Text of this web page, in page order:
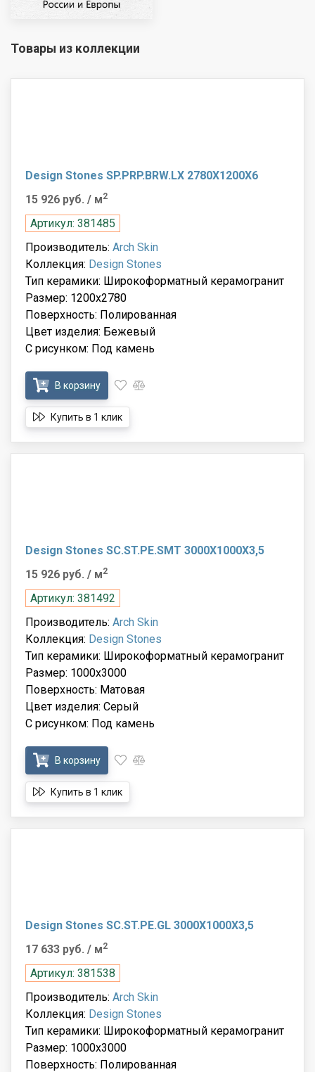
Товары из коллекции
Design Stones SP.PRP.BRW.LX 2780X1200X6
15 926 руб. / м2
Артикул: 381485
Производитель: Arch Skin
Коллекция: Design Stones
Тип керамики: Широкоформатный керамогранит
Размер: 1200x2780
Поверхность: Полированная
Цвет изделия: Бежевый
С рисунком: Под камень
В корзину
Купить в 1 клик
Design Stones SC.ST.PE.SMT 3000X1000X3,5
15 926 руб. / м2
Артикул: 381492
Производитель: Arch Skin
Коллекция: Design Stones
Тип керамики: Широкоформатный керамогранит
Размер: 1000x3000
Поверхность: Матовая
Цвет изделия: Серый
С рисунком: Под камень
В корзину
Купить в 1 клик
Design Stones SC.ST.PE.GL 3000X1000X3,5
17 633 руб. / м2
Артикул: 381538
Производитель: Arch Skin
Коллекция: Design Stones
Тип керамики: Широкоформатный керамогранит
Размер: 1000x3000
Поверхность: Полированная